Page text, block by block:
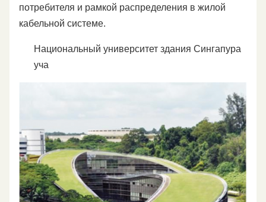
потребителя и рамкой распределения в жилой
кабельной системе.
Национальный университет здания Сингапура
уча